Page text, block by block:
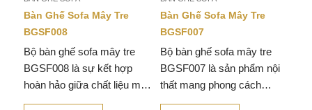
Bàn Ghế Sofa Mây Tre
BGSF008
Bộ bàn ghế sofa mây tre
BGSF008 là sự kết hợp
hoàn hảo giữa chất liệu mây
nhựa với khung sắt sơn
Bàn Ghế Sofa Mây Tre
BGSF007
Bộ bàn ghế sofa mây tre
BGSF007 là sản phẩm nội
thất mang phong cách
thanh lịch, được chế tác từ